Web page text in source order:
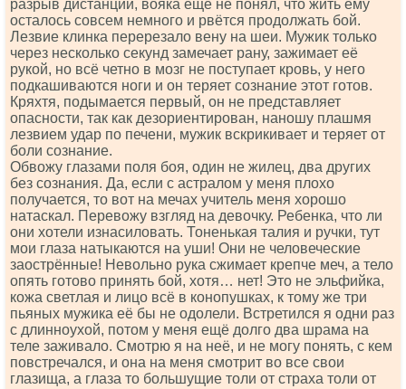
разрыв дистанции, вояка ещё не понял, что жить ему
осталось совсем немного и рвётся продолжать бой.
Лезвие клинка перерезало вену на шеи. Мужик только
через несколько секунд замечает рану, зажимает её
рукой, но всё четно в мозг не поступает кровь, у него
подкашиваются ноги и он теряет сознание этот готов.
Кряхтя, подымается первый, он не представляет
опасности, так как дезориентирован, наношу плашмя
лезвием удар по печени, мужик вскрикивает и теряет от
боли сознание.
Обвожу глазами поля боя, один не жилец, два других
без сознания. Да, если с астралом у меня плохо
получается, то вот на мечах yчитель меня хорошо
натаскал. Перевожу взгляд на девочку. Ребенка, что ли
они хотели изнасиловать. Тоненькая талия и ручки, тут
мои глаза натыкаются на уши! Они не человеческие
заострённые! Невольно рука сжимает крепче меч, а тело
опять готово принять бой, хотя… нет! Это не эльфийка,
кожа светлая и лицо всё в конопушках, к тому же три
пьяных мужика её бы не одолели. Встретился я одни раз
с длинноухой, потом у меня ещё долго два шрама на
теле заживало. Смотрю я на неё, и не могу понять, с кем
повстречался, и она на меня смотрит во все свои
глазища, а глаза то большущие толи от страха толи от